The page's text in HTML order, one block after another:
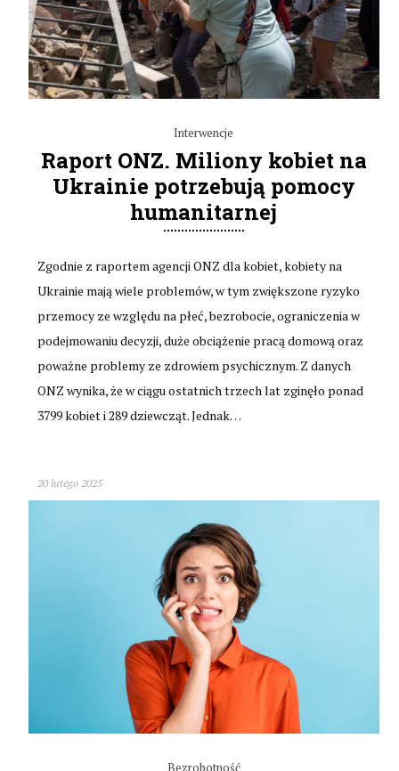
Interwencje
Raport ONZ. Miliony kobiet na
Ukrainie potrzebują pomocy
humanitarnej
Zgodnie z raportem agencji ONZ dla kobiet, kobiety na
Ukrainie mają wiele problemów, w tym zwiększone ryzyko
przemocy ze względu na płeć, bezrobocie, ograniczenia w
podejmowaniu decyzji, duże obciążenie pracą domową oraz
poważne problemy ze zdrowiem psychicznym. Z danych
ONZ wynika, że w ciągu ostatnich trzech lat zginęło ponad
3799 kobiet i 289 dziewcząt. Jednak…
20 lutego 2025
Bezrobotność